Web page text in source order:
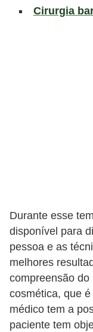
Cirurgia
Durante esse
disponível para
pessoa e as
melhores
compreensão
cosmética, que
médico tem a
paciente tem
d
e
s
a
d
e